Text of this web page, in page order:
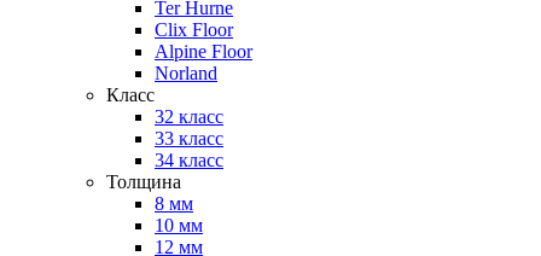
Ter Hurne
Clix Floor
Alpine Floor
Norland
Класс
32 класс
33 класс
34 класс
Толщина
8 мм
10 мм
12 мм